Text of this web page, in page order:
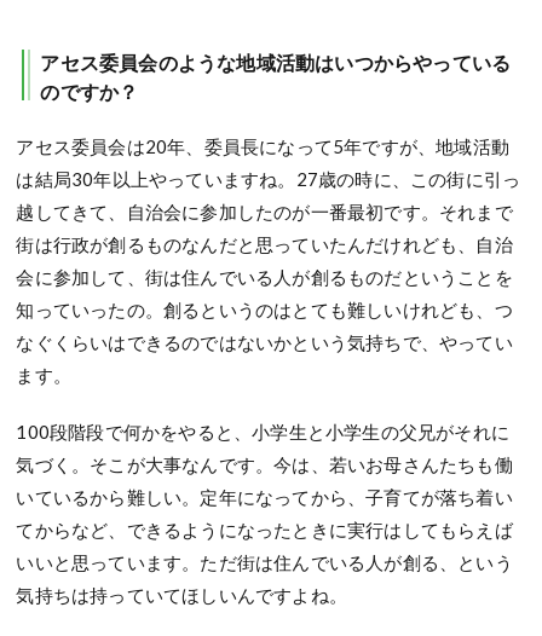
アセス委員会のような地域活動はいつからやっている
のですか？
アセス委員会は20年、委員長になって5年ですが、地域活動
は結局30年以上やっていますね。27歳の時に、この街に引っ
越してきて、自治会に参加したのが一番最初です。それまで
街は行政が創るものなんだと思っていたんだけれども、自治
会に参加して、街は住んでいる人が創るものだということを
知っていったの。創るというのはとても難しいけれども、つ
なぐくらいはできるのではないかという気持ちで、やってい
ます。
100段階段で何かをやると、小学生と小学生の父兄がそれに
気づく。そこが大事なんです。今は、若いお母さんたちも働
いているから難しい。定年になってから、子育てが落ち着い
てからなど、できるようになったときに実行はしてもらえば
いいと思っています。ただ街は住んでいる人が創る、という
気持ちは持っていてほしいんですよね。